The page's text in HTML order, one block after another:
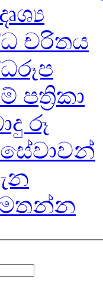
චරිතය
පත්‍රිකා
රූ